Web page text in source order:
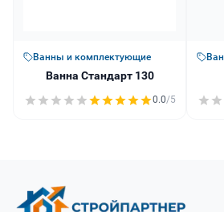
Ванны и комплектующие
Ванна Стандарт 130
0.0/5